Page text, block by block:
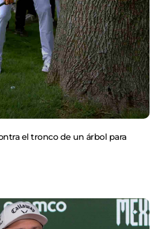
el tronco de un árbol para